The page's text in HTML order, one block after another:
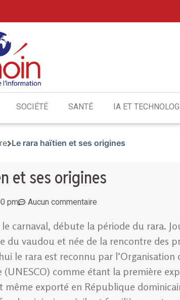
SOCIÉTÉ SANTÉ IA ET
Le rara haïtien et ses origines
et ses origines
pm Aucun commentaire
carnaval, débute la période du rara.
du vaudou et née de la rencontre des
le rara est reconnu par
(UNESCO) comme étant la première
même exporté en République